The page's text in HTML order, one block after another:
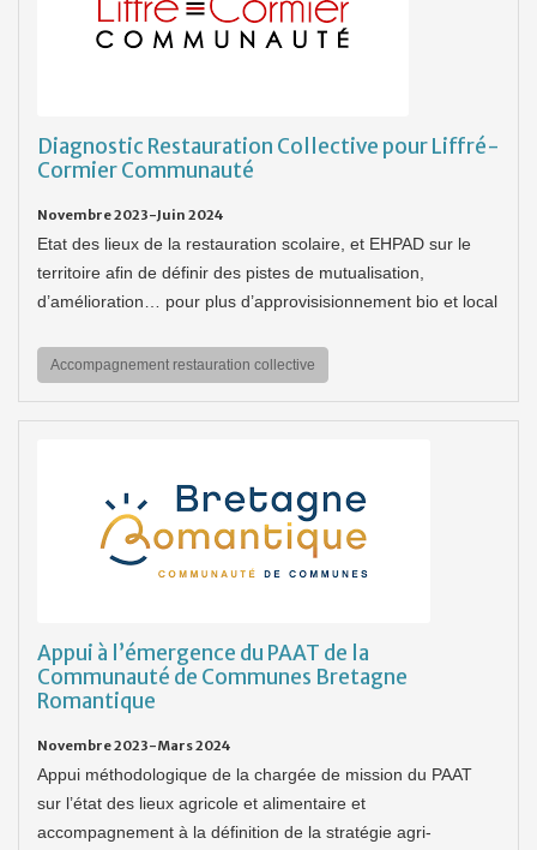
Diagnostic Restauration Collective pour Liffré-
Cormier Communauté
Novembre 2023-Juin 2024
Etat des lieux de la restauration scolaire, et EHPAD sur le
territoire afin de définir des pistes de mutualisation,
d’amélioration… pour plus d’approvisisionnement bio et local
Accompagnement restauration collective
Appui à l’émergence du PAAT de la
Communauté de Communes Bretagne
Romantique
Novembre 2023-Mars 2024
Appui méthodologique de la chargée de mission du PAAT
sur l’état des lieux agricole et alimentaire et
accompagnement à la définition de la stratégie agri-